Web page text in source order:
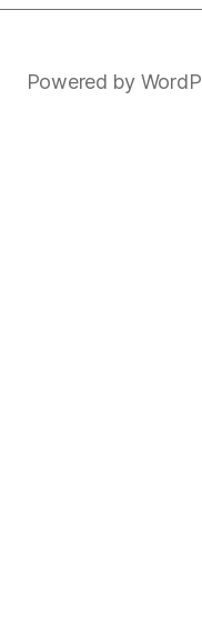
Powered by